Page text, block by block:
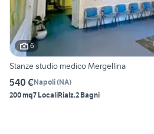
6
Stanze studio medico Mergellina
540 €Napoli(NA)
200 mq7 LocaliRialz.2 Bagni